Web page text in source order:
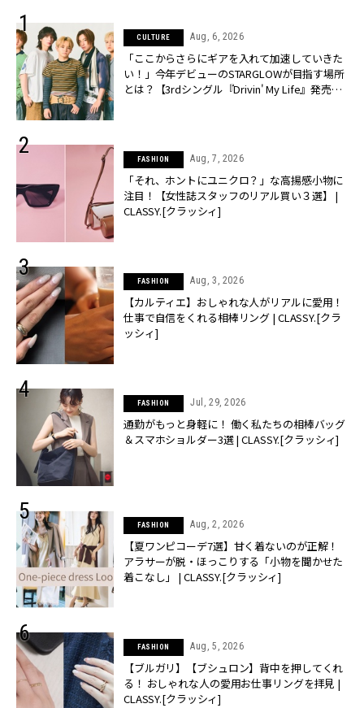
CULTURE Aug, 6, 2026
「ここからさらにギアを入れて加速していきた
い！」今年デビューのSTARGLOWが目指す場所
とは？【3rdシングル『Drivin' My Life』発売】 |
FASHION Aug, 7, 2026
「それ、ホントにユニクロ？」な高揚感小物に
注目！【女性誌スタッフのリアル買い３選】 |
CLASSY.[クラッシィ]
FASHION Aug, 3, 2026
【カルティエ】おしゃれな人がリアルに愛用！
仕事で自信をくれる相棒リング | CLASSY.[クラ
ッシィ]
FASHION Jul, 29, 2026
通勤がもっと身軽に！ 働く私たちの相棒バッグ
＆スマホショルダー3選 | CLASSY.[クラッシィ]
FASHION Aug, 2, 2026
【夏ワンピコーデ7選】甘く着ないのが正解！
アラサーが脱・ほっこりする「小物を聞かせた
着こなし」 | CLASSY.[クラッシィ]
FASHION Aug, 5, 2026
【ブルガリ】【ブシュロン】背中を押してくれ
る！ おしゃれな人の愛用お仕事リングを拝見 |
CLASSY.[クラッシィ]